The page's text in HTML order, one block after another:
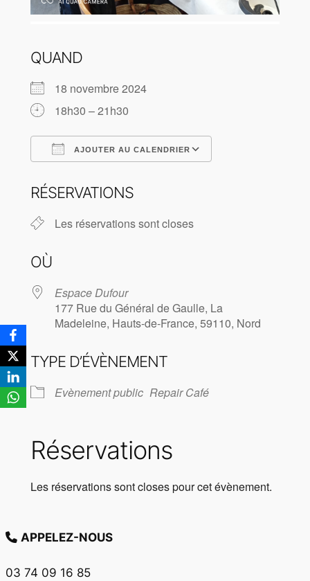
QUAND
18 novembre 2024
18h30 – 21h30
AJOUTER AU CALENDRIER
RÉSERVATIONS
Les réservations sont closes
OÙ
Espace Dufour
177 Rue du Général de Gaulle, La
Madeleine, Hauts-de-France, 59110, Nord
TYPE D’ÉVÈNEMENT
Evènement public Repair Café
Réservations
Les réservations sont closes pour cet évènement.
APPELEZ-NOUS
03 74 09 16 85